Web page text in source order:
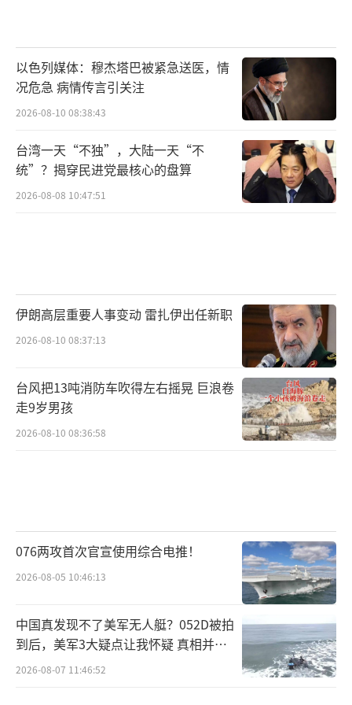
以色列媒体：穆杰塔巴被紧急送医，情
况危急 病情传言引关注
2026-08-10 08:38:43
台湾一天“不独”，大陆一天“不
统”？揭穿民进党最核心的盘算
2026-08-08 10:47:51
伊朗高层重要人事变动 雷扎伊出任新职
2026-08-10 08:37:13
台风把13吨消防车吹得左右摇晃 巨浪卷
走9岁男孩
2026-08-10 08:36:58
076两攻首次官宣使用综合电推！
2026-08-05 10:46:13
中国真发现不了美军无人艇？052D被拍
到后，美军3大疑点让我怀疑 真相并非
如此
2026-08-07 11:46:52